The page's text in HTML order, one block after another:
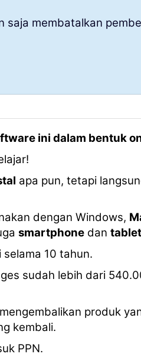
saja membatalkan
ini dalam bentuk
apa pun, tetapi
dengan Windows,
smartphone dan
10 tahun.
sudah lebih dari
produk
kembali.
PPN.